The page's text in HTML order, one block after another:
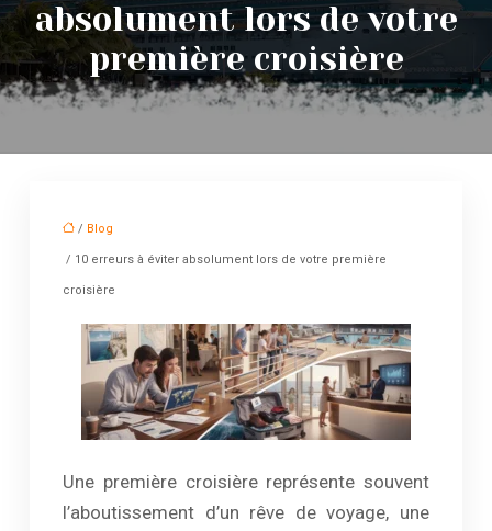
absolument lors de votre
première croisière
/ Blog
/ 10 erreurs à éviter absolument lors de votre première
croisière
Une première croisière représente souvent
l’aboutissement d’un rêve de voyage, une